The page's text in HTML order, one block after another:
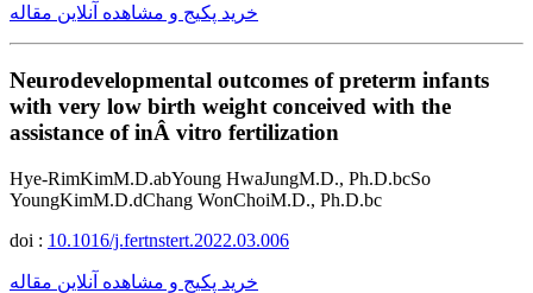
خرید پکیج و مشاهده آنلاین مقاله
Neurodevelopmental outcomes of preterm infants
with very low birth weight conceived with the
assistance of inÂ vitro fertilization
Hye-RimKimM.D.abYoung HwaJungM.D., Ph.D.bcSo
YoungKimM.D.dChang WonChoiM.D., Ph.D.bc
doi : 10.1016/j.fertnstert.2022.03.006
خرید پکیج و مشاهده آنلاین مقاله